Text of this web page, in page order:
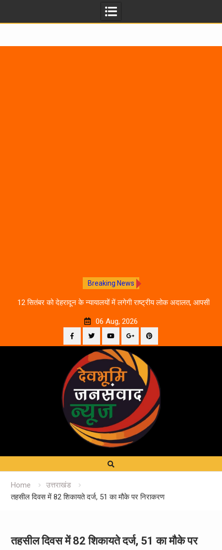
Breaking News
12 सितंबर को देहरादून के न्यायालयों में लगेगी राष्ट्रीय लोक अदालत, आपसी
06 Aug, 2026
Facebook
TwitterYouTubePlus
Google
Home
उत्तराखंड
तहसील दिवस में 82 शिकायते दर्ज, 51 का मौके पर निराकरण
तहसील दिवस में 82 शिकायते दर्ज, 51 का मौके पर